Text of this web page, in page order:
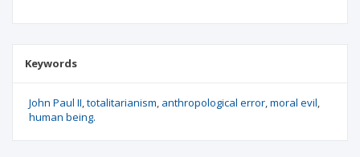
Keywords
John Paul II totalitarianism anthropological error moral evil
human being.